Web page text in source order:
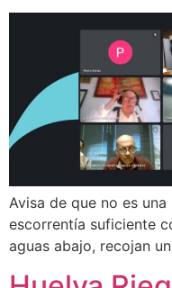
Avisa de que no es
escorrentía suficiente
aguas abajo, recojan